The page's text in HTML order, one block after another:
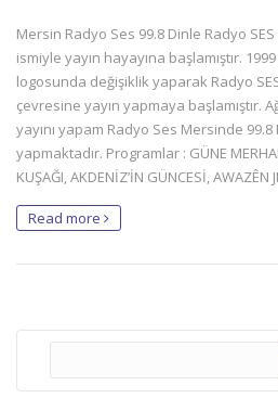
Mersin Radyo Ses 99.8 Dinle Radyo SES
ismiyle yayın hayayına başlamıştır.
logosunda değişiklik yaparak Radyo
çevresine yayın yapmaya başlamıştır.
yayını yapam Radyo Ses Mersinde 99.8
yapmaktadır. Programlar : GÜNE
KUŞAĞI, AKDENİZ’İN GÜNCESİ,
Read more
Arama: